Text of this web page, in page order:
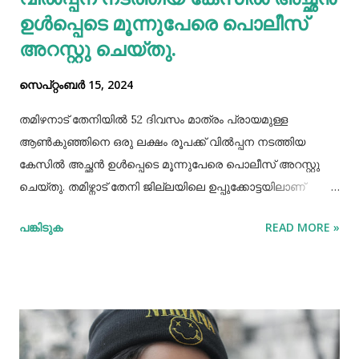
ഉള്‍പ്പെടെ മൂന്നുപേരെ പൊലീസ്
അറസ്റ്റു ചെയ്തു.
സെപ്റ്റംബർ 15, 2024
തമിഴനാട് തേനിയില്‍ 52 ദിവസം മാത്രം പ്രായമുള്ള
ആണ്‍കുഞ്ഞിനെ ഒരു ലക്ഷം രൂപക്ക് വില്‍പ്പന നടത്തിയ
കേസില്‍ അച്ഛൻ ഉള്‍പ്പെടെ മൂന്നുപേരെ പൊലീസ് അറസ്റ്റു
ചെയ്തു. തമിഴ്നാട് തേനി ജില്ലയിലെ ഉപ്പുക്കോട്ടയിലാണ്
സ്വദേശികളായ ദമ്ബതികളുമാണ് അറസ്റ്റിലായത്. തേനി
സമയവും മദ്യലഹരിയിലും. തന്‍റെ കുഞ്ഞിനെ ഒരു ലക്ഷം
രൂപക്ക് വില്‍പ്പന നടത്തിയതായി അച്ഛൻ
പങ്കിടുക READ MORE »